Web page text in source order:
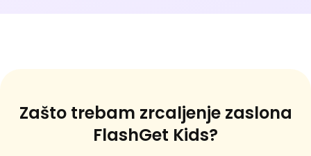
Zašto trebam zrcaljenje zaslona
FlashGet Kids?